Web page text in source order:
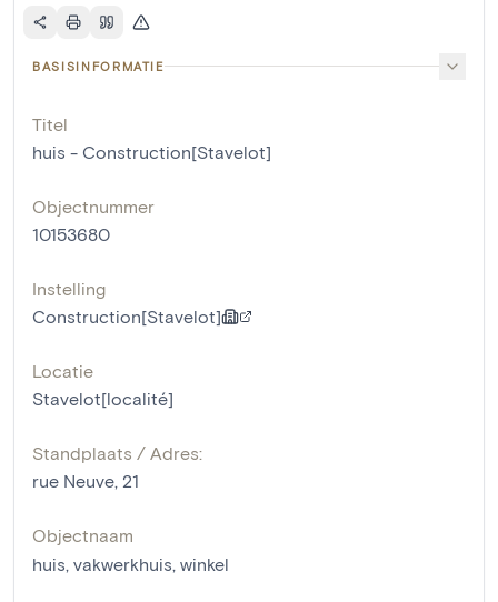
BASISINFORMATIE
Titel
huis - Construction[Stavelot]
Objectnummer
10153680
Instelling
Construction[Stavelot]
Locatie
Stavelot[localité]
Standplaats / Adres:
rue Neuve, 21
Objectnaam
huis, vakwerkhuis, winkel